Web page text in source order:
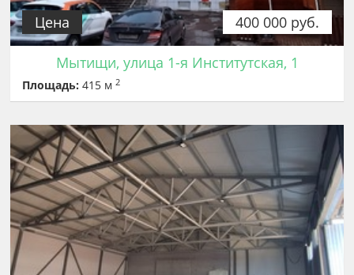
400 000 руб.
Цена
Мытищи, улица 1-я Институтская, 1
Площадь: 415 м2